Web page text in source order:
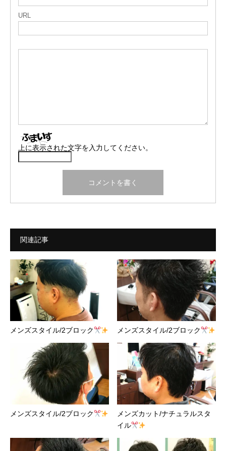
URL
上に表示された文字を入力してください。
関連記事
メンズスタイル/2ブロック メンズスタイル/2ブロック
メンズスタイル/2ブロック
メンズカット/ナチュラルスタ
イル